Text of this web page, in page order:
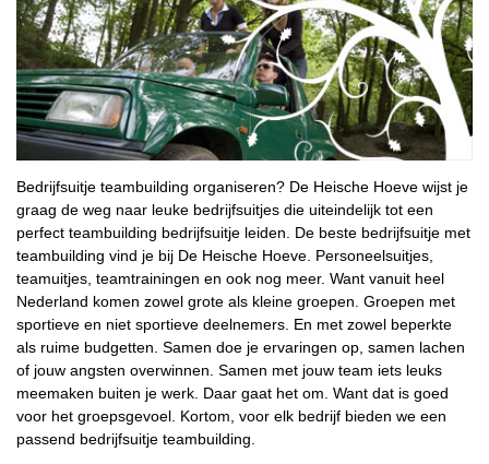
Bedrijfsuitje teambuilding organiseren? De Heische Hoeve wijst je
graag de weg naar leuke bedrijfsuitjes die uiteindelijk tot een
perfect teambuilding bedrijfsuitje leiden. De beste bedrijfsuitje met
teambuilding vind je bij De Heische Hoeve. Personeelsuitjes,
teamuitjes, teamtrainingen en ook nog meer. Want vanuit heel
Nederland komen zowel grote als kleine groepen. Groepen met
sportieve en niet sportieve deelnemers. En met zowel beperkte
als ruime budgetten. Samen doe je ervaringen op, samen lachen
of jouw angsten overwinnen. Samen met jouw team iets leuks
meemaken buiten je werk. Daar gaat het om. Want dat is goed
voor het groepsgevoel. Kortom, voor elk bedrijf bieden we een
passend bedrijfsuitje teambuilding.